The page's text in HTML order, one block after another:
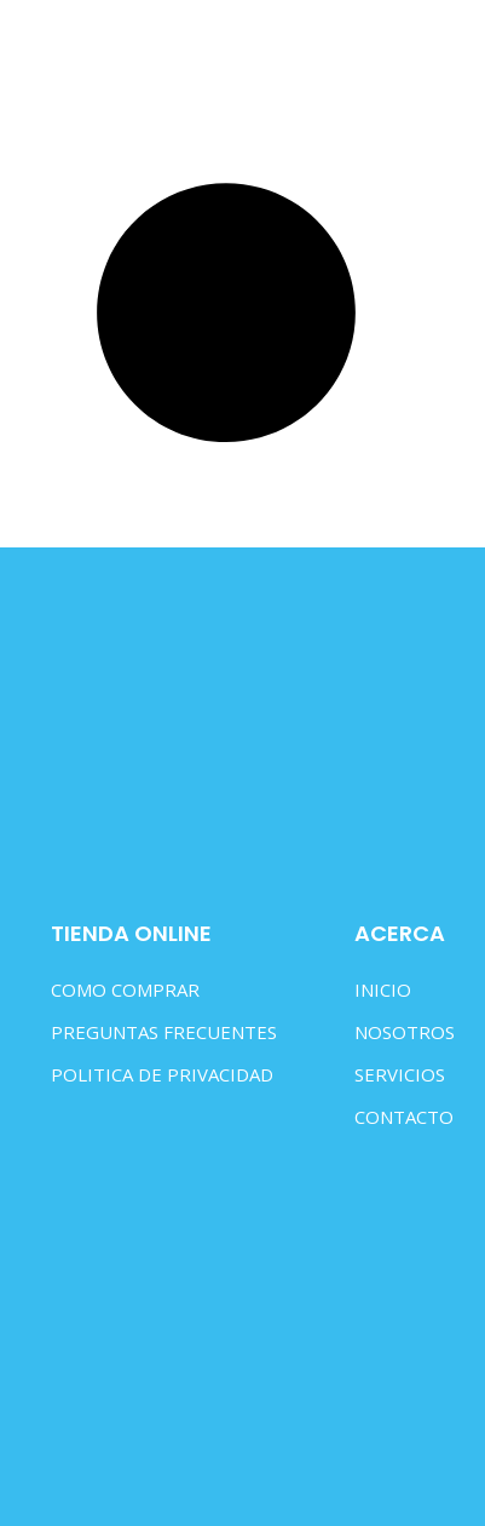
TIENDA ONLINE
COMO COMPRAR
PREGUNTAS FRECUENTES
POLITICA DE PRIVACIDAD
ACERCA
INICIO
NOSOTROS
SERVICIOS
CONTACTO